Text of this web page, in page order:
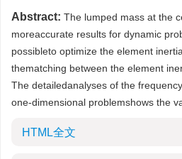
Abstract: The lumped mass at the
moreaccurate results for dynamic
possibleto optimize the element
thematching between the element
The detailedanalyses of the
one-dimensional problemshows the
HTML全文